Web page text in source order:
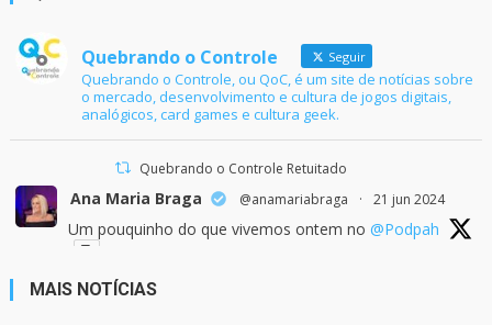
Quebrando o Controle Seguir
Quebrando o Controle, ou QoC, é um site de notícias sobre
o mercado, desenvolvimento e cultura de jogos digitais,
analógicos, card games e cultura geek.
Quebrando o Controle Retuitado
Ana Maria Braga @anamariabraga · 21 jun 2024
Um pouquinho do que vivemos ontem no @Podpah
MAIS NOTÍCIAS